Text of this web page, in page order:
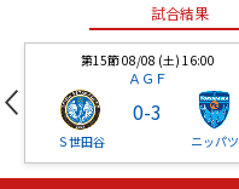
試合結果
第15節 08/08 (土) 16:00
ＡＧＦ
Ｓ世田谷
0-3
ニッパツ